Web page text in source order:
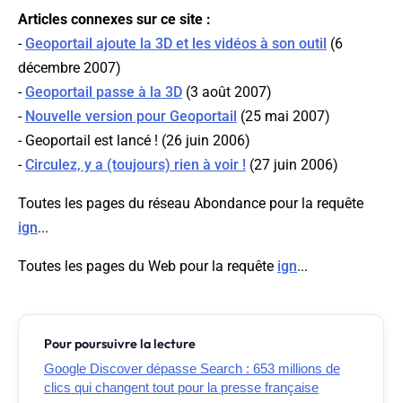
Articles connexes sur ce site :
-Geoportail ajoute la 3D et les vidéos à son outil (6
décembre 2007)
-Geoportail passe à la 3D (3 août 2007)
- Nouvelle version pour Geoportail (25 mai 2007)
- Geoportail est lancé ! (26 juin 2006)
-Circulez, y a (toujours) rien à voir ! (27 juin 2006)
Toutes les pages du réseau Abondance pour la requête
ign...
Toutes les pages du Web pour la requête ign...
Pour poursuivre la lecture
Google Discover dépasse Search : 653 millions de
clics qui changent tout pour la presse française